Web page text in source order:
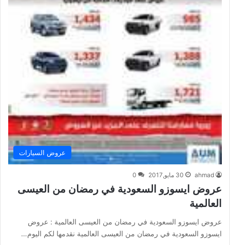
عروض السيارات
ahmad 30 مايو,2017 0
عروض ايسوزو السعودية في رمضان من العيسى
العالمية
عروض ايسوزو السعودية في رمضان من العيسى العالمية : عروض
ايسوزو السعودية في رمضان من العيسى العالمية نقدمها لكم اليوم…